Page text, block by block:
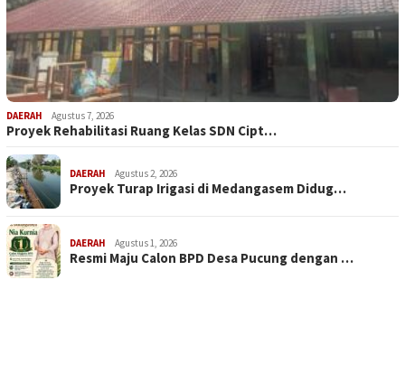
DAERAH Agustus 7, 2026
Proyek Rehabilitasi Ruang Kelas SDN Cipt…
DAERAH Agustus 2, 2026
Proyek Turap Irigasi di Medangasem Didug…
DAERAH Agustus 1, 2026
Resmi Maju Calon BPD Desa Pucung dengan …